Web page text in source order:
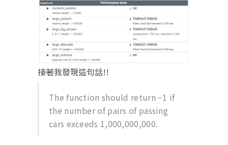
接著我發現這句話!!
The function should return −1 if
the number of pairs of passing
cars exceeds 1,000,000,000.